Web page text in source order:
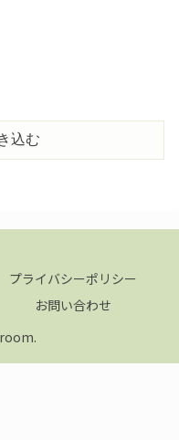
込む
プライバシーポリシー
お問い合わせ